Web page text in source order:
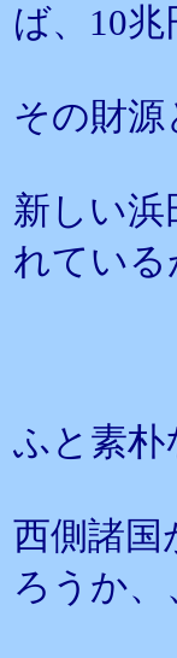
ば、10
その財
新しい
れている
ふと素朴
西側諸国
ろうか、